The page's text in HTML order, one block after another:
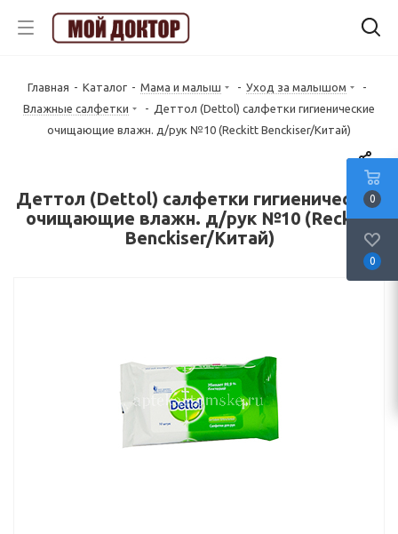
Главная - Каталог - Мама и малыш - Уход за малышом
-
Влажные салфетки
- Деттол (Dettol) салфетки гигиенические
очищающие влажн. д/рук №10 (Reckitt Benckiser/Китай)
Деттол (Dettol) салфетки гигиенические
очищающие влажн. д/рук №10 (Reckitt
Benckiser/Китай)
0
0